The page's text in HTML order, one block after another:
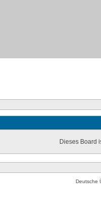
Dieses Board
Deutsche